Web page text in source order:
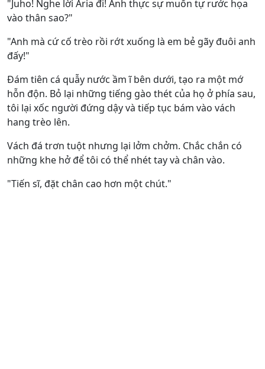
"Juho! Nghe lời Aria đi! Anh thực sự muốn tự rước họa
vào thân sao?"
"Anh mà cứ cố trèo rồi rớt xuống là em bẻ gãy đuôi anh
đấy!"
Đám tiên cá quẫy nước ầm ĩ bên dưới, tạo ra một mớ
hỗn độn. Bỏ lại những tiếng gào thét của họ ở phía sau,
tôi lại xốc người đứng dậy và tiếp tục bám vào vách
hang trèo lên.
Vách đá trơn tuột nhưng lại lởm chởm. Chắc chắn có
những khe hở để tôi có thể nhét tay và chân vào.
"Tiến sĩ, đặt chân cao hơn một chút."